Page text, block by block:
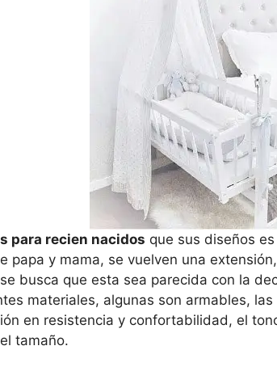
para recien nacidos que sus diseños
papa y mama, se vuelven una
busca que esta sea parecida con la
materiales, algunas son armables, las
en resistencia y confortabilidad, el
tamaño.